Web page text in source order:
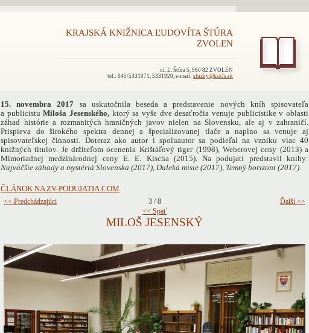
KRAJSKÁ KNIŽNICA ĽUDOVÍTA ŠTÚRA
ZVOLEN
ul. Ľ. Štúra 5, 960 82 ZVOLEN
tel.: 045/5331071, 5331920, e-mail: sluzby@kskls.sk
15. novembra 2017 sa uskutočnila beseda a predstavenie nových kníh spisovateľa
a publicistuMiloša Jesenského, ktorý sa vyše dve desaťročia venuje publicistike v oblasti
záhad histórie a rozmanitých hraničných javov nielen na Slovensku, ale aj v zahraničí.
Prispieva do širokého spektra dennej a špecializovanej tlače a naplno sa venuje aj
spisovateľskej činnosti. Doteraz ako autor i spoluautor sa podieľal na vzniku viac 40
knižných titulov. Je držiteľom ocenenia Krištáľový tiger (1998), Weberovej ceny (2013) a
Mimoriadnej medzinárodnej ceny E. E. Kischa (2015). Na podujatí predstavil knihy:
Najväčšie záhady a mystériá Slovenska (2017), Daleká misie (2017), Temný horizont (2017).
ČLÁNOK NA ZV-PODUJATIA.COM
<< Predchádzajúci 3 / 8
Ďalší >>
<< Späť
MILOŠ JESENSKÝ